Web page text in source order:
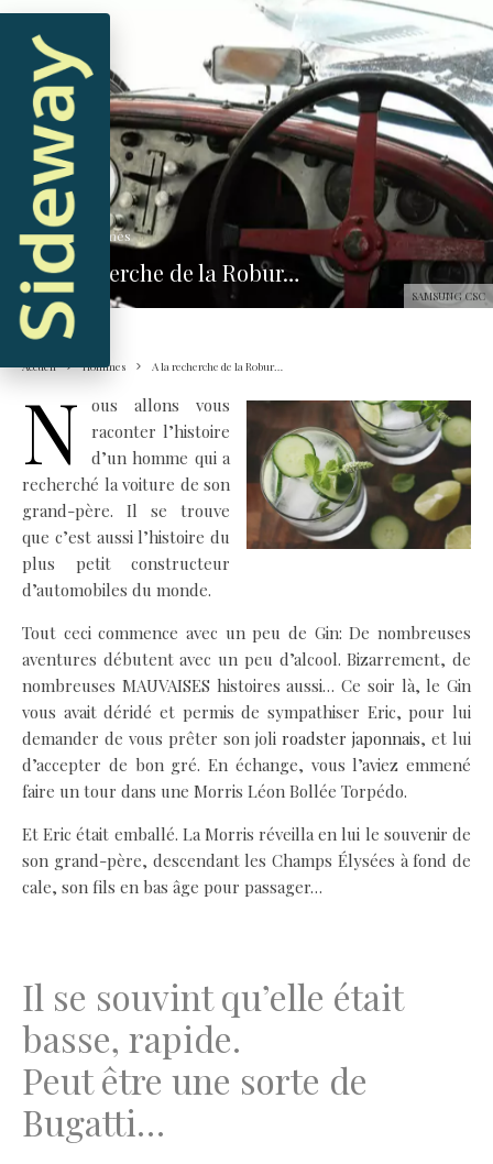
SAMSUNG CSC
Hugo · Hommes
A la recherche de la Robur…
Accueil Hommes A la recherche de la Robur…
N
ous allons vous
raconter l’histoire
d’un homme qui a
recherché la voiture de son
grand-père. Il se trouve
que c’est aussi l’histoire du
plus petit constructeur
d’automobiles du monde.
Tout ceci commence avec un peu de Gin: De nombreuses
aventures débutent avec un peu d’alcool. Bizarrement, de
nombreuses MAUVAISES histoires aussi… Ce soir là, le Gin
vous avait déridé et permis de sympathiser Eric, pour lui
demander de vous prêter son joli roadster japonnais, et lui
d’accepter de bon gré. En échange, vous l’aviez emmené
faire un tour dans une Morris Léon Bollée Torpédo.
Et Eric était emballé. La Morris réveilla en lui le souvenir de
son grand-père, descendant les Champs Élysées à fond de
cale, son fils en bas âge pour passager…
Il se souvint qu’elle était
basse, rapide.
Peut être une sorte de
Bugatti…